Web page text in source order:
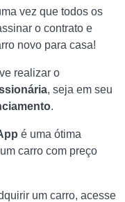
vez que todos os
o contrato e
novo para casa!
realizar o
, seja em seu
.
é uma ótima
carro com preço
um carro, acesse